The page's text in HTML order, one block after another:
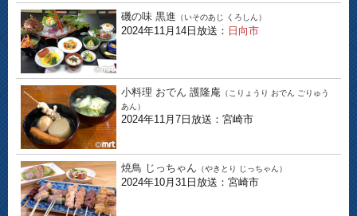
磯の味 黒進 （いそのあじ くろしん）
2024年11月14日放送： 日向市
小料理 おでん 護隆庵 （こりょうり おでん ごりゅう
あん）
2024年11月7日放送：宮崎市
焼鳥 じっちゃん （やきとり じっちゃん）
2024年10月31日放送：宮崎市